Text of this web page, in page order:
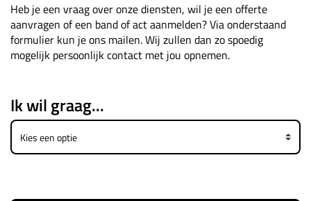
Heb je een vraag over onze diensten, wil je een offerte
aanvragen of een band of act aanmelden? Via onderstaand
formulier kun je ons mailen. Wij zullen dan zo spoedig
mogelijk persoonlijk contact met jou opnemen.
Ik wil graag...